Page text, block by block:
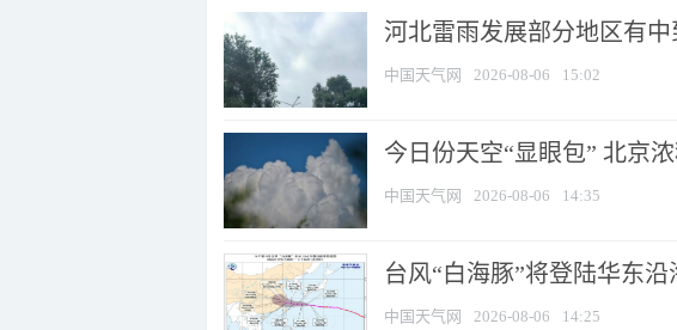
河北雷雨发展部分地区有
中国天气网 2026-08-06 15:02
今日份天空“显眼包” 北京
中国天气网 2026-08-06 14:35
台风“白海豚”将登陆华东
中国天气网 2026-08-06 14:25